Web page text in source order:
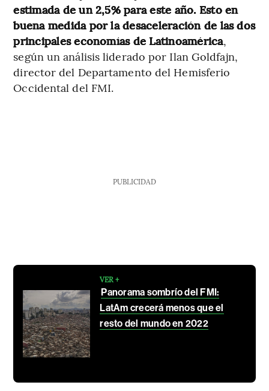
estimada de un 2,5% para este año. Esto en
buena medida por la desaceleración de las dos
principales economías de Latinoamérica,
según un análisis liderado por Ilan Goldfajn,
director del Departamento del Hemisferio
Occidental del FMI.
PUBLICIDAD
VER +
Panorama sombrío del FMI:
LatAm crecerá menos que el
resto del mundo en 2022